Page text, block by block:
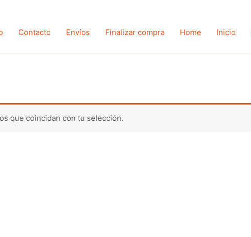
Contacto Envíos Finalizar compra Home Inicio
que coincidan con tu selección.